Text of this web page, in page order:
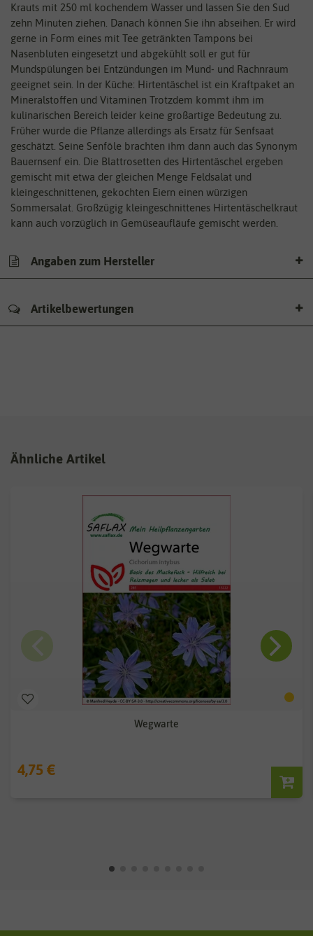
Krauts mit 250 ml kochendem Wasser und lassen Sie den Sud
zehn Minuten ziehen. Danach können Sie ihn abseihen. Er wird
gerne in Form eines mit Tee getränkten Tampons bei
Nasenbluten eingesetzt und abgekühlt soll er gut für
Mundspülungen bei Entzündungen im Mund- und Rachnraum
geeignet sein. In der Küche: Hirtentäschel ist ein Kraftpaket an
Mineralstoffen und Vitaminen Trotzdem kommt ihm im
kulinarischen Bereich leider keine großartige Bedeutung zu.
Früher wurde die Pflanze allerdings als Ersatz für Senfsaat
geschätzt. Seine Senföle brachten ihm dann auch das Synonym
Bauernsenf ein. Die Blattrosetten des Hirtentäschel ergeben
gemischt mit etwa der gleichen Menge Feldsalat und
kleingeschnittenen, gekochten Eiern einen würzigen
Sommersalat. Großzügig kleingeschnittenes Hirtentäschelkraut
kann auch vorzüglich in Gemüseaufläufe gemischt werden.
Angaben zum Hersteller
Artikelbewertungen
Ähnliche Artikel
Wegwarte
4,75 €